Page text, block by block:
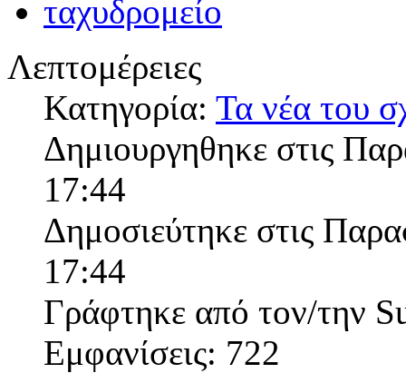
Λεπτομέρειες
Κατηγορία: Τα νέα του
Δημιουργηθηκε στις
17:44
Δημοσιεύτηκε στις
17:44
Γράφτηκε από τον/την
Εμφανίσεις: 722